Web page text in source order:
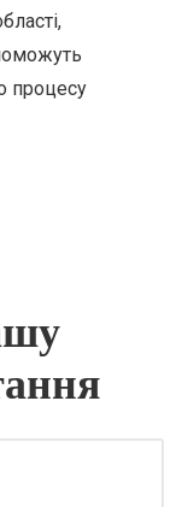
процесу